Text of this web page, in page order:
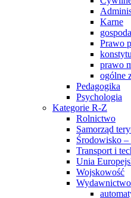
Karne
Prawo
prawo
ogólne
Pedagogika
Psychologia
Kategorie R-Z
Rolnictwo
Samorząd
Środowisko –
Transport i
Unia
Wojskowość